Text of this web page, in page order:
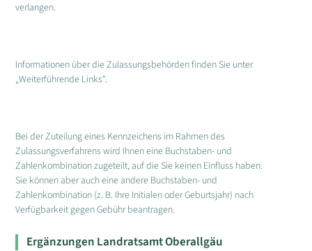
verlangen.
Informationen über die Zulassungsbehörden finden Sie unter
„Weiterführende Links“.
Bei der Zuteilung eines Kennzeichens im Rahmen des
Zulassungsverfahrens wird Ihnen eine Buchstaben- und
Zahlenkombination zugeteilt, auf die Sie keinen Einfluss haben.
Sie können aber auch eine andere Buchstaben- und
Zahlenkombination (z. B. Ihre Initialen oder Geburtsjahr) nach
Verfügbarkeit gegen Gebühr beantragen.
Ergänzungen Landratsamt Oberallgäu